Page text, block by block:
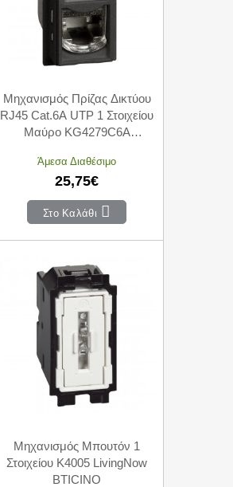
Μηχανισμός Πρίζας Δικτύου
RJ45 Cat.6A UTP 1 Στοιχείου
Μαύρο KG4279C6A
Άμεσα Διαθέσιμο
25,75€
Στο Καλάθι
Μηχανισμός Μπουτόν 1
Στοιχείου K4005 LivingNow
BTICINO